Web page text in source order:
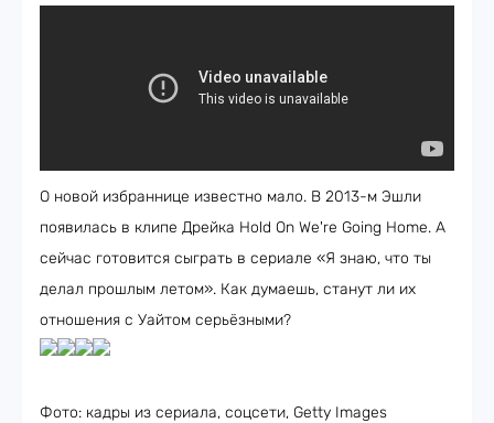
О новой избраннице известно мало. В 2013-м Эшли
появилась в клипе Дрейка Hold On We're Going Home. А
сейчас готовится сыграть в сериале «Я знаю, что ты
делал прошлым летом». Как думаешь, станут ли их
отношения с Уайтом серьёзными?
Фото: кадры из сериала, соцсети, Getty Images